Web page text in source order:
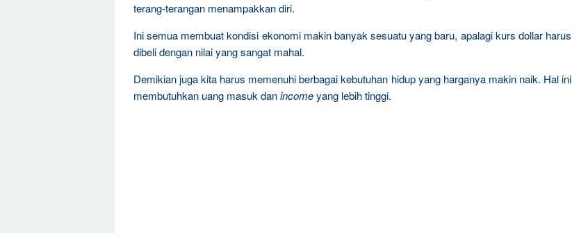
terang-terangan menampakkan diri.
Ini semua membuat kondisi ekonomi makin banyak sesuatu yang baru, apalagi kurs dollar harus
dibeli dengan nilai yang sangat mahal.
Demikian juga kita harus memenuhi berbagai kebutuhan hidup yang harganya makin naik. Hal ini
membutuhkan uang masuk danincomeyang lebih tinggi.